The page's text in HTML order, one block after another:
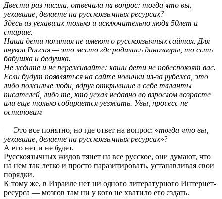
Двести раз писала, отвечала на вопрос: тогда что вы,
уехавшие, делаете на русскоязычных ресурсах?
Здесь из уехавших только и исключительно люди 50лет и
старше.
Наши дети понятия не имеют о русскоязычных сайтах. Для
внуков Россия — это место где родились динозавры, то есть
бабушка и дедушка.
Не ждите и не переживайте: наши дети не побеспокоят вас.
Если будут появляться на сайте новички из-за рубежа, это
либо пожилые люди, вдруг открывшие в себе таланты
писателей, либо те, кто уехал недавно во взрослом возрасте
или еще только собирается уезжать. Увы, процесс не
остановим
— Это все понятно, но где ответ на вопрос: «тогда что вы,
уехавшие, делаете на русскоязычных ресурсах»?
А его нет и не будет.
Русскоязычных жидов тянет на все русское, они думают, что
на нем так легко и просто паразитировать, устанавливая свои
порядки.
К тому же, в Израиле нет ни одного литературного Интернет-
ресурса — мозгов там ни у кого не хватило его сздать.